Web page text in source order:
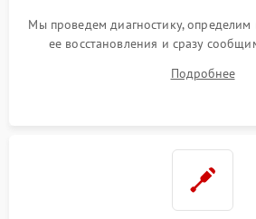
Мы проведем диагностику, определим
ее восстановления и сразу
Подробнее